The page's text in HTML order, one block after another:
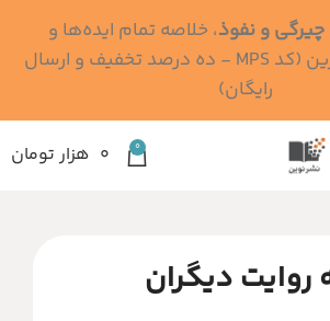
0 ۰ هزار تومان
روایت دیگران
چیرگی و نفوذ، خلاصه تمام ایده‌ها و
کتاب‌های رابرت گرین (کد MPS - ده درصد تخفیف و ارسال
رایگان)